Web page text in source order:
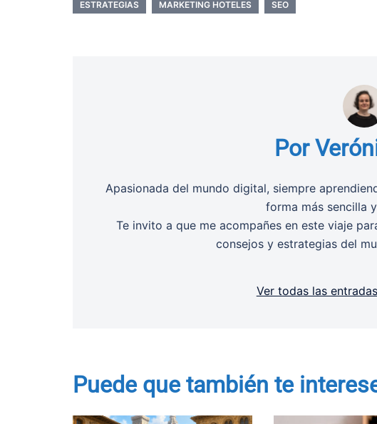
ESTRATEGIAS MARKETING HOTELES SEO
Por
Apasionada del mundo digital, siempre
forma más sencilla
Te invito a que me acompañes en este viaje
consejos y estrategias del
Ver todas las
Puede que también te